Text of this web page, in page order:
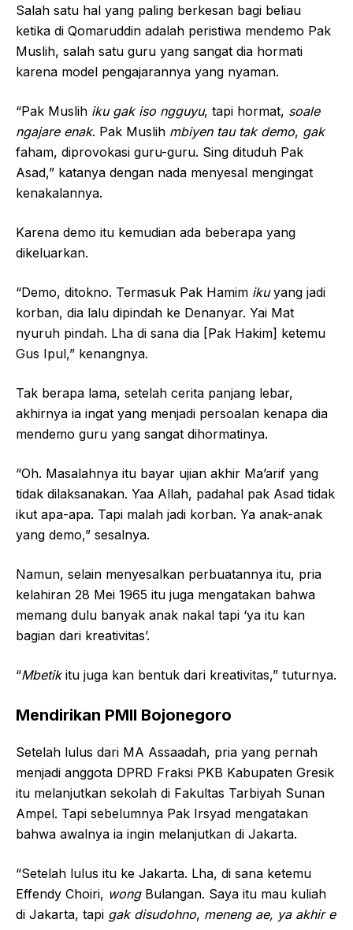
Salah satu hal yang paling berkesan bagi beliau
ketika di Qomaruddin adalah peristiwa mendemo Pak
Muslih, salah satu guru yang sangat dia hormati
karena model pengajarannya yang nyaman.
“Pak Muslih iku gak iso ngguyu, tapi hormat, soale
ngajare enak. Pak Muslih mbiyen tau tak demo, gak
faham, diprovokasi guru-guru. Sing dituduh Pak
Asad,” katanya dengan nada menyesal mengingat
kenakalannya.
Karena demo itu kemudian ada beberapa yang
dikeluarkan.
“Demo, ditokno. Termasuk Pak Hamim ikuyang jadi
korban, dia lalu dipindah ke Denanyar. Yai Mat
nyuruh pindah. Lha di sana dia [Pak Hakim] ketemu
Gus Ipul,” kenangnya.
Tak berapa lama, setelah cerita panjang lebar,
akhirnya ia ingat yang menjadi persoalan kenapa dia
mendemo guru yang sangat dihormatinya.
“Oh. Masalahnya itu bayar ujian akhir Ma’arif yang
tidak dilaksanakan. Yaa Allah, padahal pak Asad tidak
ikut apa-apa. Tapi malah jadi korban. Ya anak-anak
yang demo,” sesalnya.
Namun, selain menyesalkan perbuatannya itu, pria
kelahiran 28 Mei 1965 itu juga mengatakan bahwa
memang dulu banyak anak nakal tapi ‘ya itu kan
bagian dari kreativitas’.
“Mbetikitu juga kan bentuk dari kreativitas,” tuturnya.
Mendirikan PMII Bojonegoro
Setelah lulus dari MA Assaadah, pria yang pernah
menjadi anggota DPRD Fraksi PKB Kabupaten Gresik
itu melanjutkan sekolah di Fakultas Tarbiyah Sunan
Ampel. Tapi sebelumnya Pak Irsyad mengatakan
bahwa awalnya ia ingin melanjutkan di Jakarta.
“Setelah lulus itu ke Jakarta. Lha, di sana ketemu
Effendy Choiri, wongBulangan. Saya itu mau kuliah
di Jakarta, tapi gak disudohno, meneng ae, ya akhir e